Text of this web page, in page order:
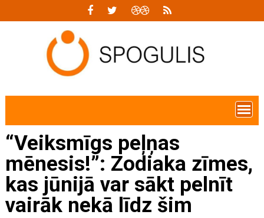
“Veiksmīgs peļņas
mēnesis!”: Zodiaka zīmes,
kas jūnijā var sākt pelnīt
vairāk nekā līdz šim